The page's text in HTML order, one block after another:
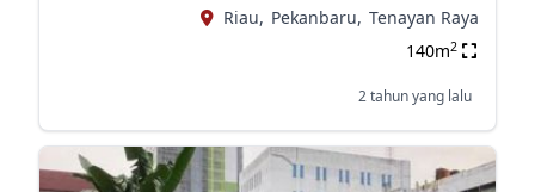
Riau, Pekanbaru, Tenayan Raya
140m2
2 tahun yang lalu